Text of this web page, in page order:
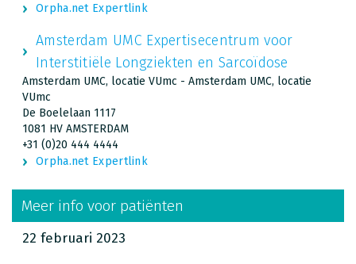
Orpha.net Expertlink
Amsterdam UMC Expertisecentrum voor
Interstitiële Longziekten en Sarcoïdose
Amsterdam UMC, locatie VUmc - Amsterdam UMC, locatie
VUmc
De Boelelaan 1117
1081 HV AMSTERDAM
+31 (0)20 444 4444
Orpha.net Expertlink
Meer info voor patiënten
22 februari 2023